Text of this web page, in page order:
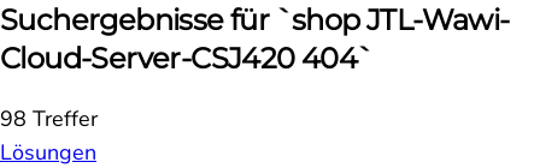
Suchergebnisse für `shop JTL-Wawi-
Cloud-Server-CSJ420 404`
98 Treffer
Lösungen